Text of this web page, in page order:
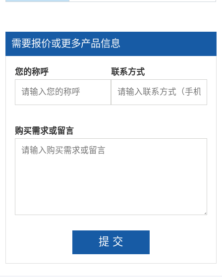
需要报价或更多产品信息
您的称呼 联系方式
购买需求或留言
提 交